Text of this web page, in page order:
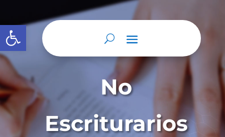
Abrir barra de herramientas
No
Escriturarios